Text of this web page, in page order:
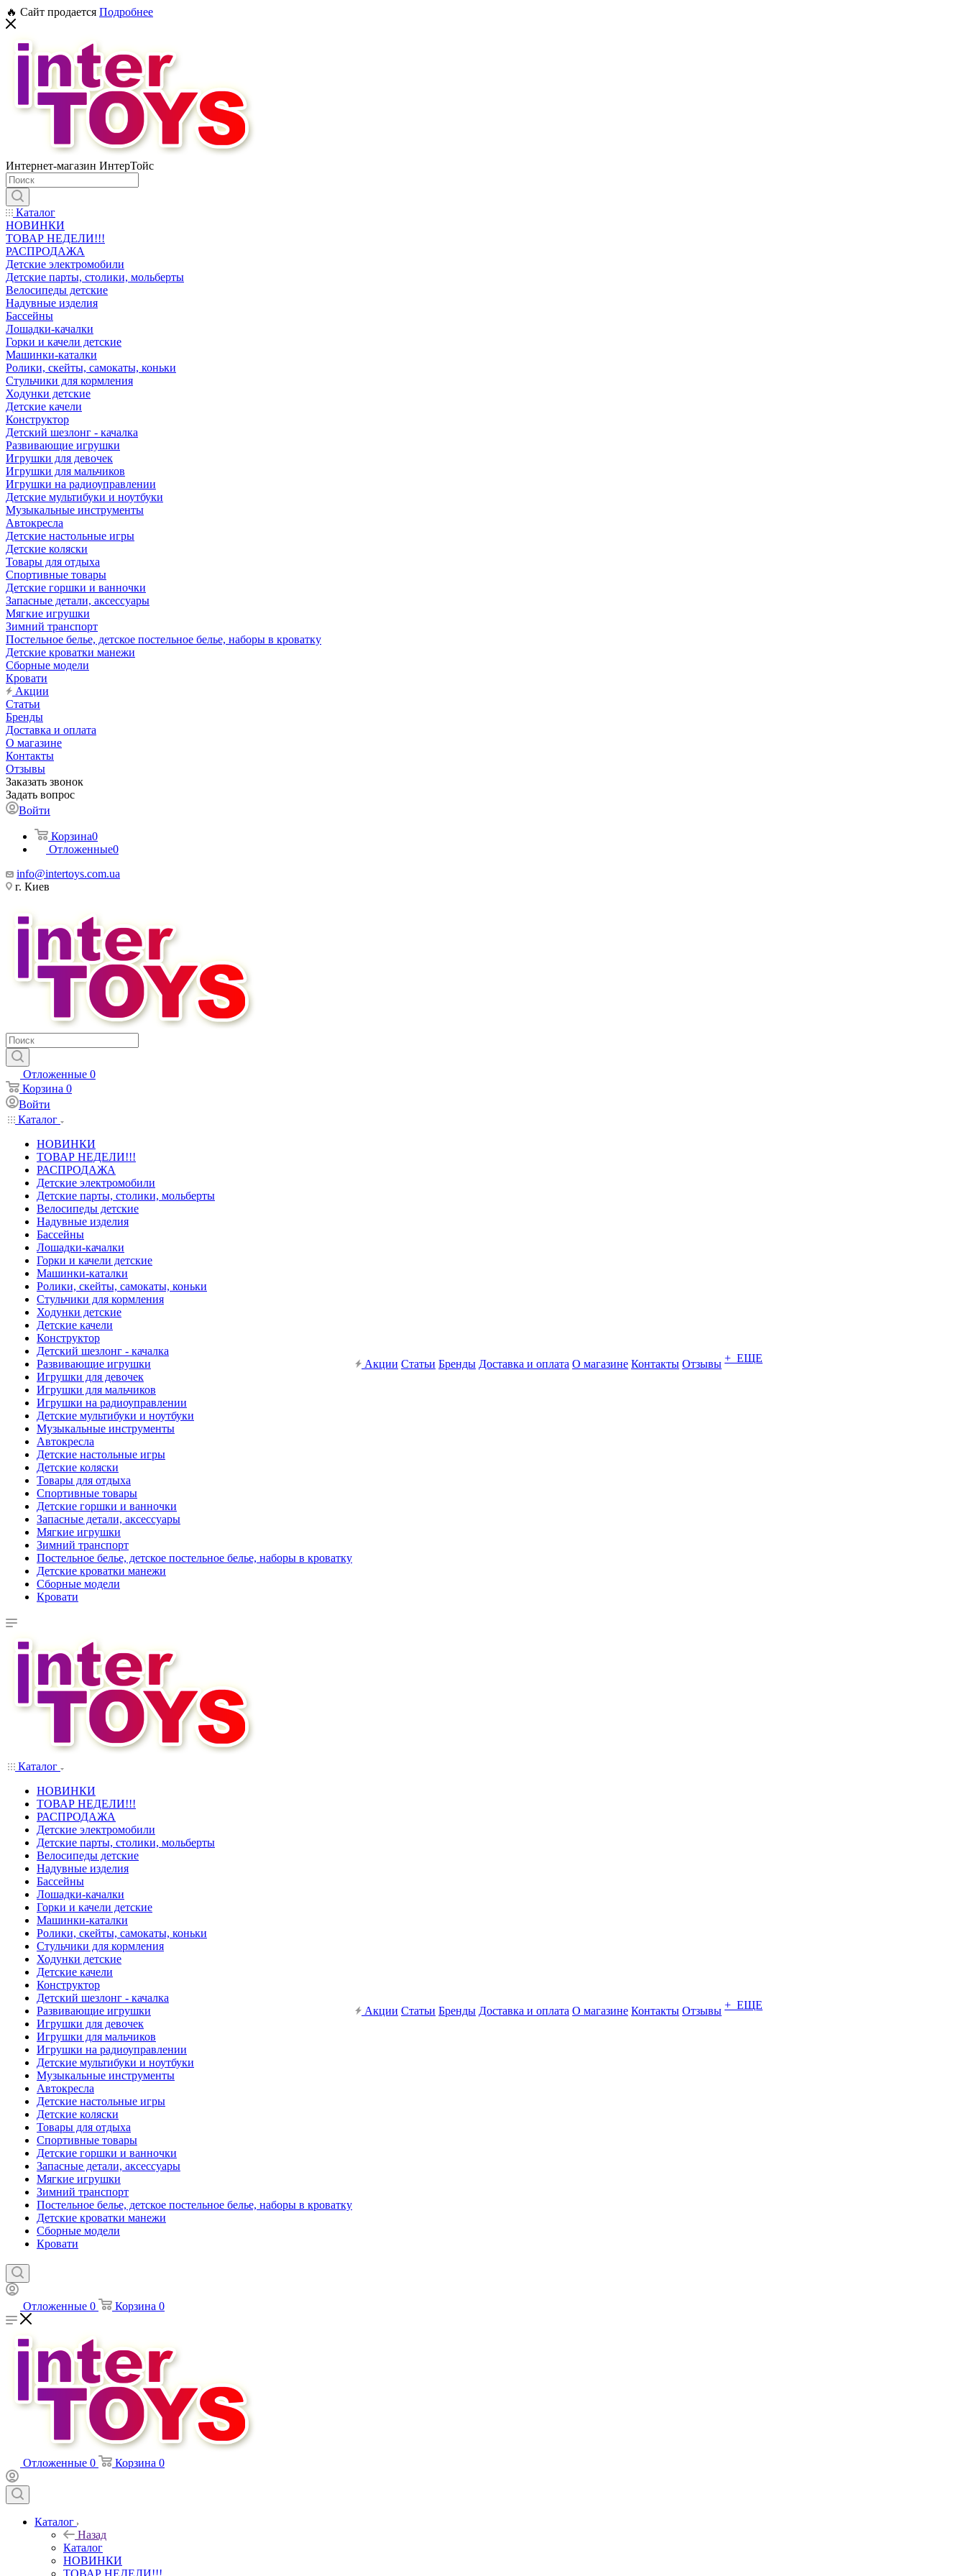
🔥 Сайт продается Подробнее
Интернет-магазин ИнтерТойс
Каталог
НОВИНКИ
ТОВАР НЕДЕЛИ!!!
РАСПРОДАЖА
Детские электромобили
Детские парты, столики, мольберты
Велосипеды детские
Надувные изделия
Бассейны
Лошадки-качалки
Горки и качели детские
Машинки-каталки
Ролики, скейты, самокаты, коньки
Стульчики для кормления
Ходунки детские
Детские качели
Конструктор
Детский шезлонг - качалка
Развивающие игрушки
Игрушки для девочек
Игрушки для мальчиков
Игрушки на радиоуправлении
Детские мультибуки и ноутбуки
Музыкальные инструменты
Автокресла
Детские настольные игры
Детские коляски
Товары для отдыха
Спортивные товары
Детские горшки и ванночки
Запасные детали, аксессуары
Мягкие игрушки
Зимний транспорт
Постельное белье, детское постельное белье, наборы в кроватку
Детские кроватки манежи
Сборные модели
Кровати
Акции
Статьи
Бренды
Доставка и оплата
О магазине
Контакты
Отзывы
Заказать звонок
Задать вопрос
Войти
Корзина0
Отложенные0
info@intertoys.com.ua
г. Киев
Отложенные 0
Корзина 0
Войти
Каталог
НОВИНКИ
ТОВАР НЕДЕЛИ!!!
РАСПРОДАЖА
Детские электромобили
Детские парты, столики, мольберты
Велосипеды детские
Надувные изделия
Бассейны
Лошадки-качалки
Горки и качели детские
Машинки-каталки
Ролики, скейты, самокаты, коньки
Стульчики для кормления
Ходунки детские
Детские качели
Конструктор
Детский шезлонг - качалка
Развивающие игрушки
Игрушки для девочек
Игрушки для мальчиков
Игрушки на радиоуправлении
Детские мультибуки и ноутбуки
Музыкальные инструменты
Автокресла
Детские настольные игры
Детские коляски
Товары для отдыха
Спортивные товары
Детские горшки и ванночки
Запасные детали, аксессуары
Мягкие игрушки
Зимний транспорт
Постельное белье, детское постельное белье, наборы в кроватку
Детские кроватки манежи
Сборные модели
Кровати
Акции Статьи Бренды Доставка и оплата О магазине Контакты Отзывы + ЕЩЕ
Каталог
НОВИНКИ
ТОВАР НЕДЕЛИ!!!
РАСПРОДАЖА
Детские электромобили
Детские парты, столики, мольберты
Велосипеды детские
Надувные изделия
Бассейны
Лошадки-качалки
Горки и качели детские
Машинки-каталки
Ролики, скейты, самокаты, коньки
Стульчики для кормления
Ходунки детские
Детские качели
Конструктор
Детский шезлонг - качалка
Развивающие игрушки
Игрушки для девочек
Игрушки для мальчиков
Игрушки на радиоуправлении
Детские мультибуки и ноутбуки
Музыкальные инструменты
Автокресла
Детские настольные игры
Детские коляски
Товары для отдыха
Спортивные товары
Детские горшки и ванночки
Запасные детали, аксессуары
Мягкие игрушки
Зимний транспорт
Постельное белье, детское постельное белье, наборы в кроватку
Детские кроватки манежи
Сборные модели
Кровати
Акции Статьи Бренды Доставка и оплата О магазине Контакты Отзывы + ЕЩЕ
Отложенные 0 Корзина 0
Отложенные 0 Корзина 0
Каталог
Назад
Каталог
НОВИНКИ
ТОВАР НЕДЕЛИ!!!